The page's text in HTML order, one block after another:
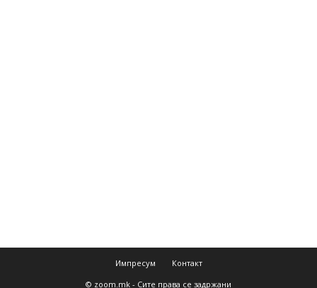
Импресум
Контакт
© zoom.mk - Сите права се задржани